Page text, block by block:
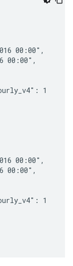
00:00",
00:00",
1
00:00",
00:00",
1